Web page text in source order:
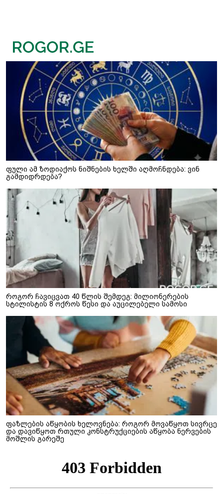
ფული ამ ზოდიაქოს ნიშნების ხელში აღმოჩნდება: ვინ
გამდიდრდება?
როგორ ჩავიცვათ 40 წლის შემდეგ: მილიონერების
სტილისტის 8 ოქროს წესი და აუცილებელი სამოსი
ფაზლების აწყობის ხელოვნება: როგორ მოვაწყოთ სივრცე
და დავიწყოთ რთული კონსტრუქციების აწყობა ნერვების
მოშლის გარეშე